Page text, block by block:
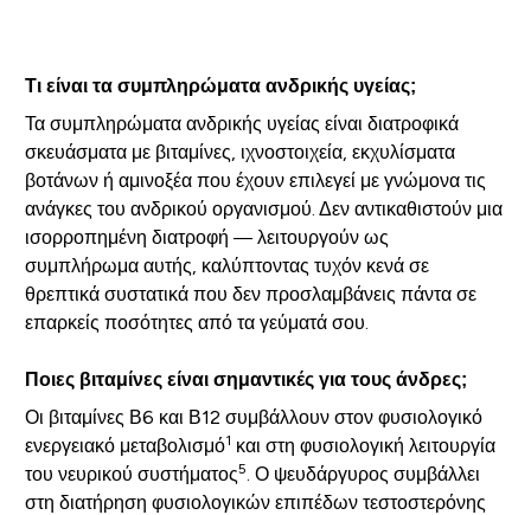
Τι είναι τα συμπληρώματα ανδρικής υγείας;
Τα συμπληρώματα ανδρικής υγείας είναι διατροφικά
σκευάσματα με βιταμίνες, ιχνοστοιχεία, εκχυλίσματα
βοτάνων ή αμινοξέα που έχουν επιλεγεί με γνώμονα τις
ανάγκες του ανδρικού οργανισμού. Δεν αντικαθιστούν μια
ισορροπημένη διατροφή — λειτουργούν ως
συμπλήρωμα αυτής, καλύπτοντας τυχόν κενά σε
θρεπτικά συστατικά που δεν προσλαμβάνεις πάντα σε
επαρκείς ποσότητες από τα γεύματά σου.
Ποιες βιταμίνες είναι σημαντικές για τους άνδρες;
Οι βιταμίνες Β6 και Β12 συμβάλλουν στον φυσιολογικό
ενεργειακό μεταβολισμό1 και στη φυσιολογική λειτουργία
του νευρικού συστήματος5 . Ο ψευδάργυρος συμβάλλει
στη διατήρηση φυσιολογικών επιπέδων τεστοστερόνης